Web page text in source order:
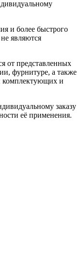
и более быстрого
являются
от представленных
фурнитуре, а также
комплектующих и
заказу
её применения.